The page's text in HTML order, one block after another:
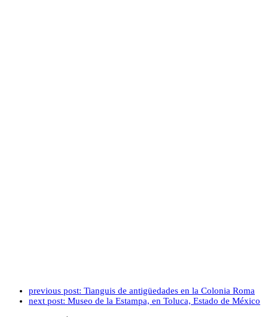
previous post: Tianguis de antigüedades en la Colonia Roma
next post: Museo de la Estampa, en Toluca, Estado de México